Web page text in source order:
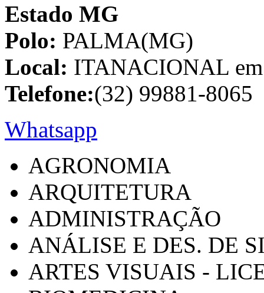
Estado MG
Polo: PALMA(MG)
Local: ITANACIONAL
Telefone:(32) 99881-8065
Whatsapp
AGRONOMIA
ARQUITETURA
ADMINISTRAÇÃO
ANÁLISE E DES. DE
ARTES VISUAIS -